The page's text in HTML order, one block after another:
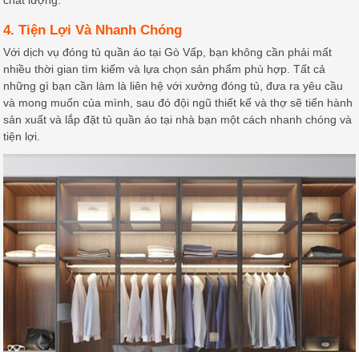
4. Tiện Lợi Và Nhanh Chóng
Với dịch vụ đóng tủ quần áo tại Gò Vấp, bạn không cần phải mất
nhiều thời gian tìm kiếm và lựa chọn sản phẩm phù hợp. Tất cả
những gì bạn cần làm là liên hệ với xưởng đóng tủ, đưa ra yêu cầu
và mong muốn của mình, sau đó đội ngũ thiết kế và thợ sẽ tiến hành
sản xuất và lắp đặt tủ quần áo tại nhà bạn một cách nhanh chóng và
tiện lợi.